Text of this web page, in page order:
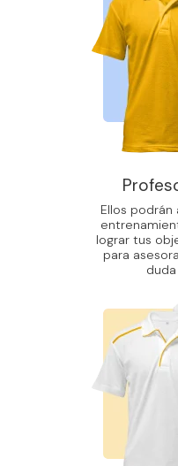
Ellos
lograr tus
para